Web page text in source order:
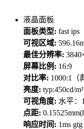
液晶面板
面板类型: fast ips
可视区域:
最佳分辨率:
屏幕比例: 16:9
对比率: 1000:1（
亮度: typ:450cd/
可视角度: 水平：
点距:
响应时间: 1ms gtg